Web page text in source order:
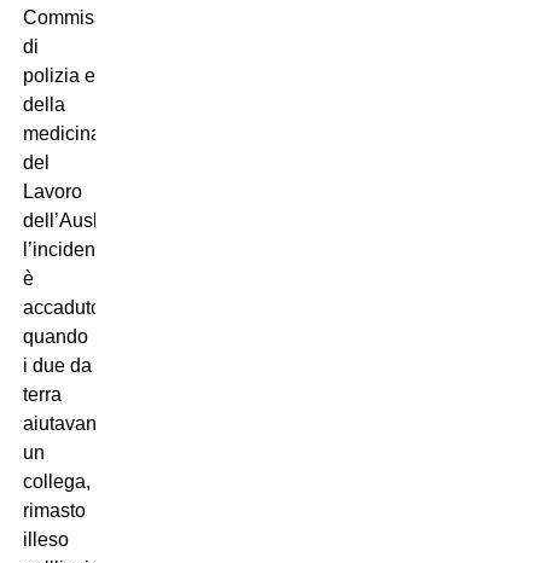
Commissariato
di
polizia e
della
medicina
del
Lavoro
dell’Ausl,
l’incidente
è
accaduto
quando
i due da
terra
aiutavano
un
collega,
rimasto
illeso